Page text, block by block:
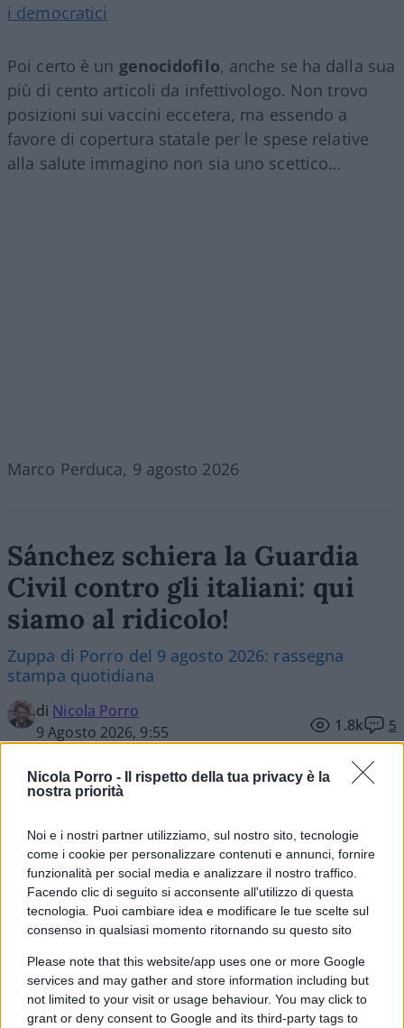
Nicola Porro -
Il rispetto della tua privacy è la
nostra priorità
Noi e i nostri partner utilizziamo, sul nostro sito, tecnologie
come i cookie per personalizzare contenuti e annunci, fornire
funzionalità per social media e analizzare il nostro traffico.
Facendo clic di seguito si acconsente all'utilizzo di questa
tecnologia. Puoi cambiare idea e modificare le tue scelte sul
consenso in qualsiasi momento ritornando su questo sito
Please note that this website/app uses one or more Google
services and may gather and store information including but
not limited to your visit or usage behaviour. You may click to
grant or deny consent to Google and its third-party tags to
i democratici
Poi certo è un genocidofilo, anche se ha dalla sua
più di cento articoli da infettivologo. Non trovo
posizioni sui vaccini eccetera, ma essendo a
favore di copertura statale per le spese relative
alla salute immagino non sia uno scettico…
Marco Perduca, 9 agosto 2026
Sánchez schiera la Guardia
Civil contro gli italiani: qui
siamo al ridicolo!
Zuppa di Porro del 9 agosto 2026: rassegna
stampa quotidiana
di Nicola Porro
9 Agosto 2026, 9:55
1.8k 5